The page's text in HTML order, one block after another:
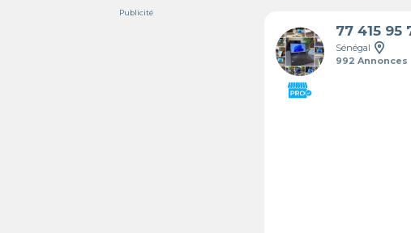
Publicité
Sénégal
992 Annonces